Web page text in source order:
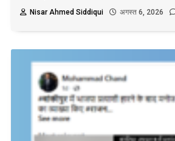
Nisar Ahmed Siddiqui
अगस्त 6, 2026